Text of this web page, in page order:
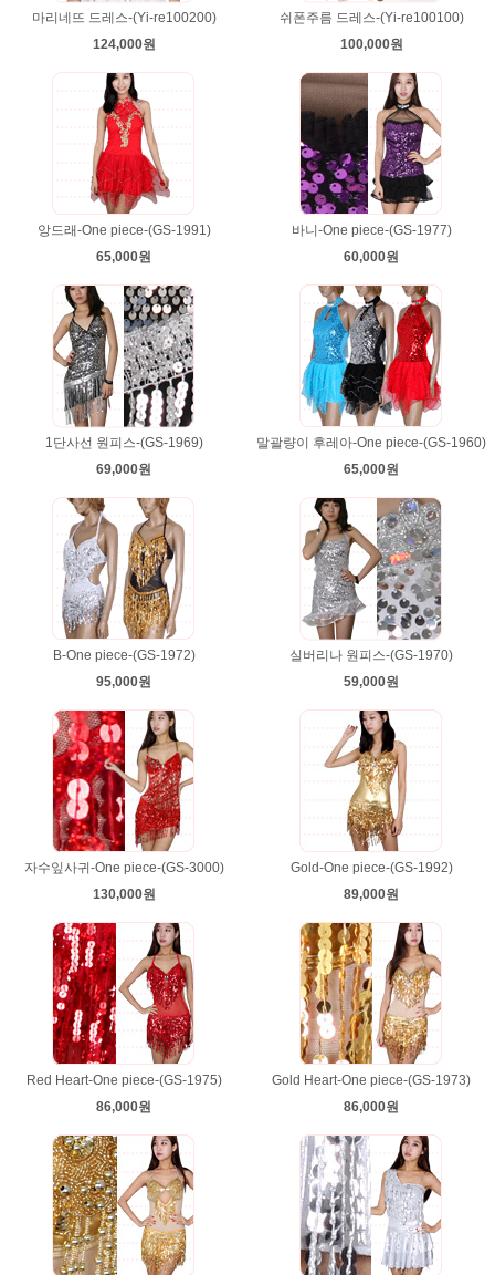
마리네뜨 드레스-(Yi-re100200)
124,000원
쉬폰주름 드레스-(Yi-re100100)
100,000원
앙드래-One piece-(GS-1991)
65,000원
바니-One piece-(GS-1977)
60,000원
1단사선 원피스-(GS-1969)
69,000원
말괄량이 후레아-One piece-(GS-1960)
65,000원
B-One piece-(GS-1972)
95,000원
실버리나 원피스-(GS-1970)
59,000원
자수잎사귀-One piece-(GS-3000)
130,000원
Gold-One piece-(GS-1992)
89,000원
Red Heart-One piece-(GS-1975)
86,000원
Gold Heart-One piece-(GS-1973)
86,000원